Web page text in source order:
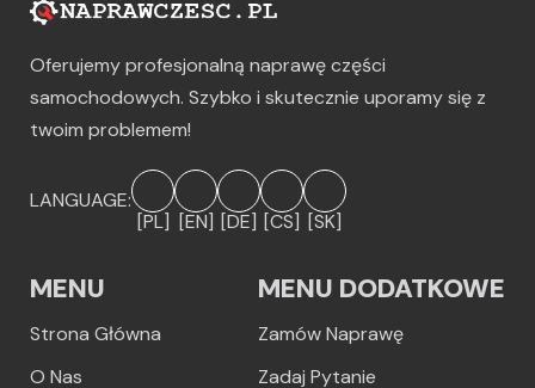
Oferujemy profesjonalną naprawę części
samochodowych. Szybko i skutecznie uporamy się z
twoim problemem!
LANGUAGE:
[PL] [EN] [DE] [CS] [SK]
MENU
Strona Główna
O Nas
MENU DODATKOWE
Zamów Naprawę
Zadaj Pytanie